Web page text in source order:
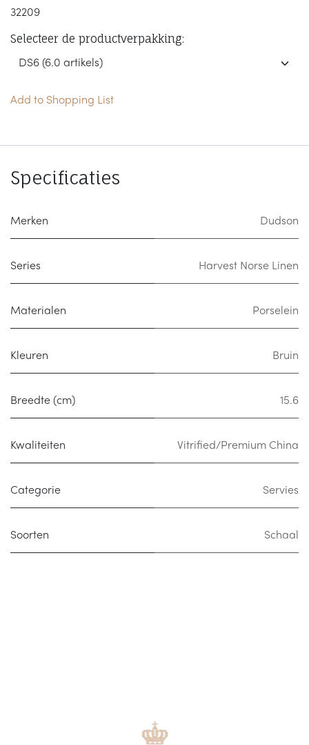
32209
Selecteer de productverpakking:
Add to Shopping List
Specificaties
Merken Dudson
Series Harvest Norse Linen
Materialen Porselein
Kleuren Bruin
Breedte (cm) 15.6
Kwaliteiten Vitrified/Premium China
Categorie Servies
Soorten Schaal